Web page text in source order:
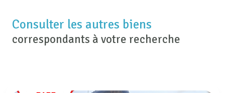
Consulter les autres biens
correspondants à votre recherche